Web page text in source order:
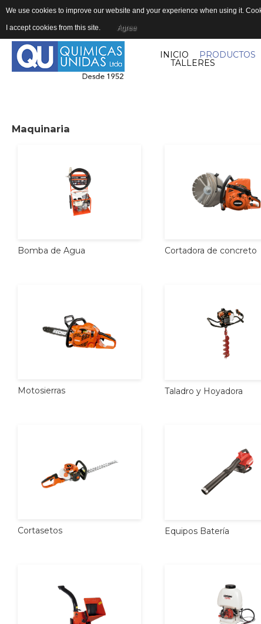
INICIO PRODUCTOS
TALLERES
Maquinaria
Bomba de Agua Cortadora de concreto
Motosierras Taladro y Hoyadora
Cortasetos Equipos Batería
We use cookies to improve our website and your experience when using it.
I accept cookies from this site. Agree